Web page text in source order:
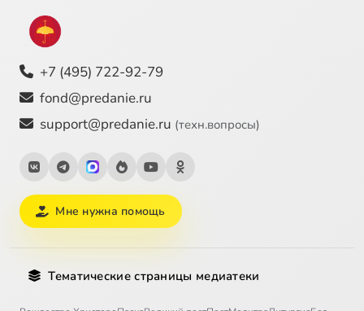
+7 (495) 722-92-79
fond@predanie.ru
support@predanie.ru (техн.вопросы)
Мне нужна помощь
Тематические страницы медиатеки